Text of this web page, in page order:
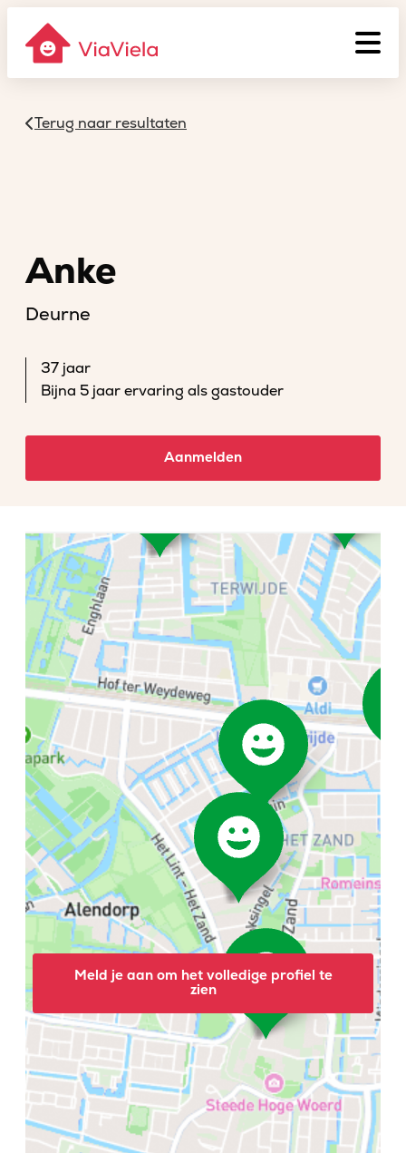
Terug naar resultaten
Anke
Deurne
37 jaar
Bijna 5 jaar ervaring als gastouder
Aanmelden
Meld je aan om het volledige profiel te
zien